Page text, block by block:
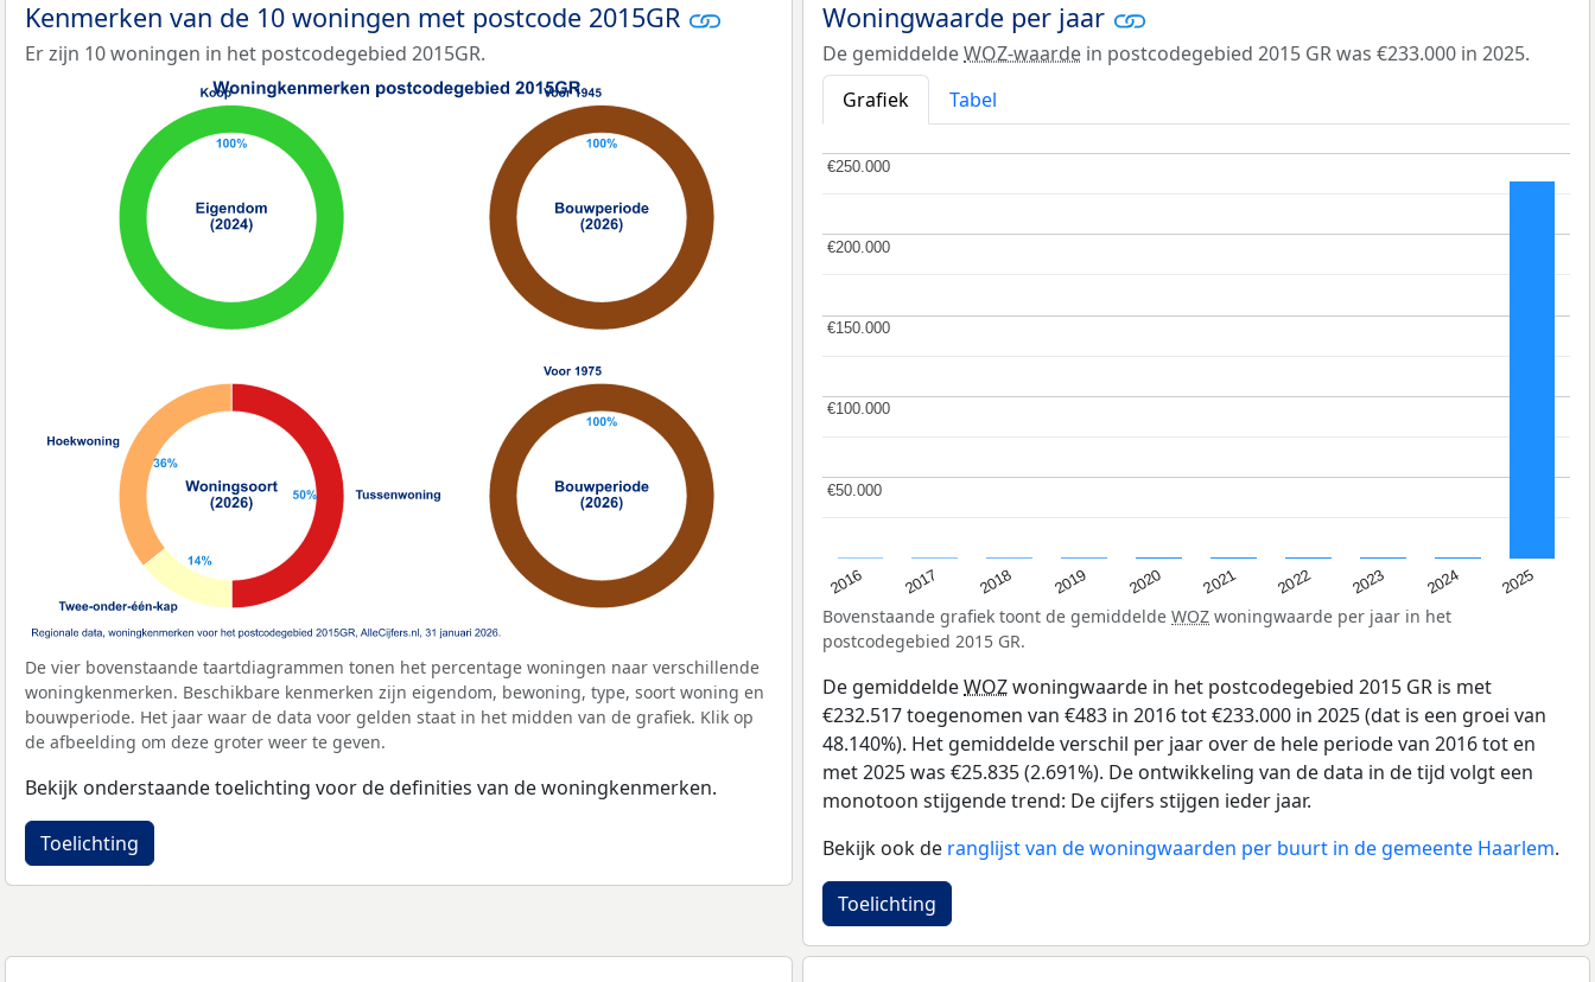
Kenmerken van de 10 woningen met postcode 2015GR
Er zijn 10 woningen in het postcodegebied 2015GR.
De vier bovenstaande taartdiagrammen tonen het percentage woningen naar verschillende
woningkenmerken. Beschikbare kenmerken zijn eigendom, bewoning, type, soort woning en
bouwperiode. Het jaar waar de data voor gelden staat in het midden van de grafiek. Klik op
de afbeelding om deze groter weer te geven.
Bekijk onderstaande toelichting voor de definities van de woningkenmerken.
Toelichting
Woningwaarde per jaar
De gemiddeldeWOZ-waarde in postcodegebied 2015 GR was €233.000 in 2025.
Grafiek
Tabel
2016 2017 2018 2019 2020 2021 2022 2023 2024 2025
€50.000
€50.000
€100.000
€100.000
€150.000
€150.000
€200.000
€200.000
€250.000
€250.000
Bovenstaande grafiek toont de gemiddelde WOZ woningwaarde per jaar in het
postcodegebied 2015 GR.
De gemiddeldeWOZwoningwaarde in het postcodegebied 2015 GR is met
€232.517 toegenomen van €483 in 2016 tot €233.000 in 2025 (dat is een groei van
48.140%). Het gemiddelde verschil per jaar over de hele periode van 2016 tot en
met 2025 was €25.835 (2.691%). De ontwikkeling van de data in de tijd volgt een
monotoon stijgende trend: De cijfers stijgen ieder jaar.
Bekijk ook de ranglijst van de woningwaarden per buurt in de gemeente Haarlem.
Toelichting